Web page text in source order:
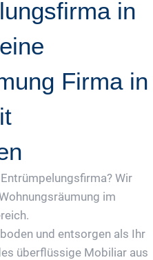
in
Firma in
Wir
im
und entsorgen als Ihr
überflüssige Mobiliar aus